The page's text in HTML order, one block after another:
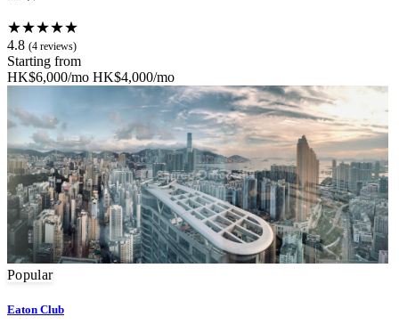
★★★★★
4.8 (4 reviews)
Starting from
HK$6,000/mo HK$4,000/mo
Popular
Eaton Club